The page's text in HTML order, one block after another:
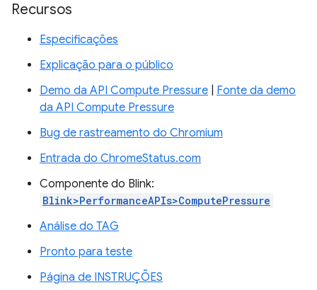
Recursos
Especificações
Explicação para o público
Demo da API Compute Pressure
Fonte da demo
da API Compute Pressure
Bug de rastreamento do Chromium
Entrada do ChromeStatus.com
Componente do Blink:
Blink>PerformanceAPIs>ComputePressure
Análise do TAG
Pronto para teste
Página de INSTRUÇÕES